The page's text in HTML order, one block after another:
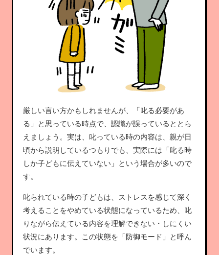
厳しい言い方かもしれませんが、「叱る必要があ
る」と思っている時点で、認識が誤っているととら
えましょう。実は、叱っている時の内容は、親が日
頃から説明しているつもりでも、実際には「叱る時
しか子どもに伝えていない」という場合が多いので
す。
叱られている時の子どもは、ストレスを感じて深く
考えることをやめている状態になっているため、叱
りながら伝えている内容を理解できない・しにくい
状況にあります。この状態を「防御モード」と呼ん
でいます。